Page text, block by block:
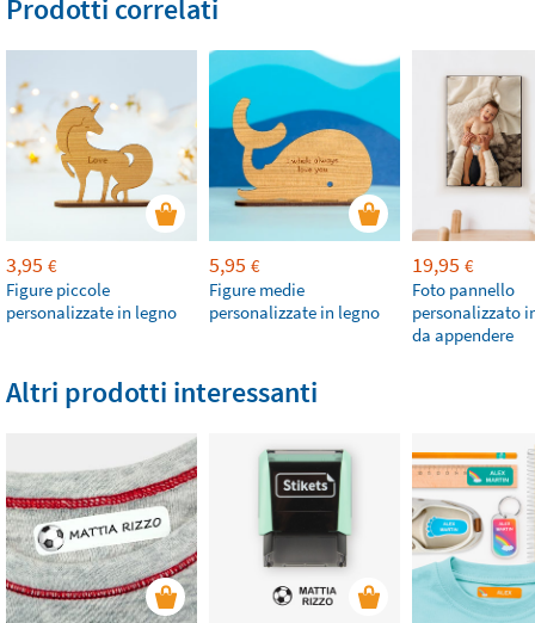
Prodotti correlati
3,95 €
Figure piccole
personalizzate in legno
5,95 €
Figure medie
personalizzate in legno
19,95 €
Foto pannello
personalizzato
da appendere
Altri prodotti interessanti